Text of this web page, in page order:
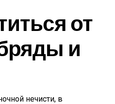
от
и
нечисти, в